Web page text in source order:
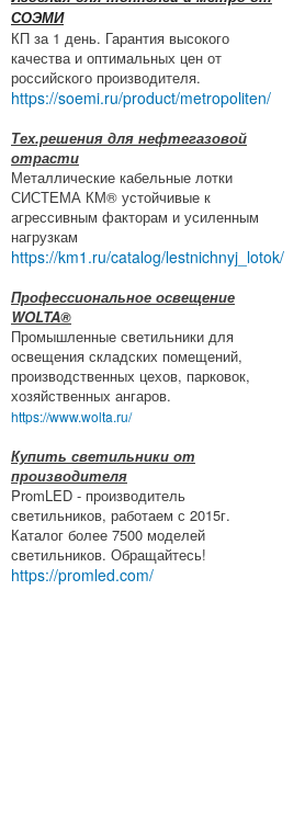
СОЭМИ
КП за 1 день. Гарантия высокого
качества и оптимальных цен от
российского производителя.
https://soemi.ru/product/metropoliten/
Тех.решения для нефтегазовой
отрасти
Металлические кабельные лотки
СИСТЕМА КМ® устойчивые к
агрессивным факторам и усиленным
нагрузкам
https://km1.ru/catalog/lestnichnyj_lotok/
Профессиональное освещение
WOLTA®
Промышленные светильники для
освещения складских помещений,
производственных цехов, парковок,
хозяйственных ангаров.
https://www.wolta.ru/
Купить светильники от
производителя
PromLED - производитель
светильников, работаем с 2015г.
Каталог более 7500 моделей
светильников. Обращайтесь!
https://promled.com/